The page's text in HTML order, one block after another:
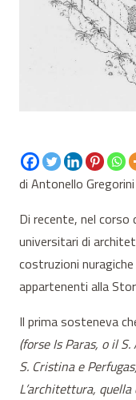
di Antonello Gregorini
Di recente, nel
universitari di
costruzioni
appartenenti alla
Il prima sosteneva
(forse Is Paras, o il
S. Cristina e
L’architettura,